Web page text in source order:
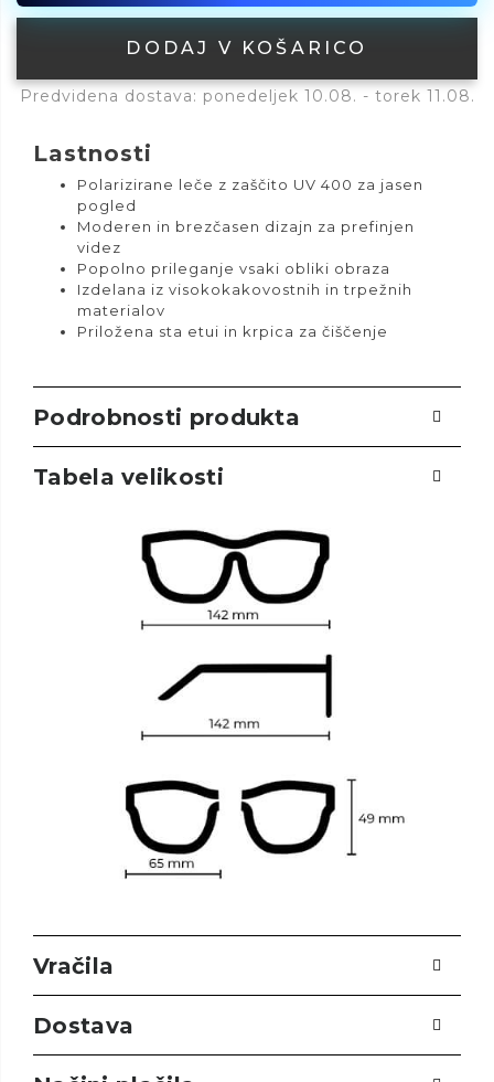
DODAJ V KOŠARICO
Predvidena dostava: ponedeljek 10.08. - torek 11.08.
Lastnosti
Polarizirane leče z zaščito UV 400 za jasen
pogled
Moderen in brezčasen dizajn za prefinjen
videz
Popolno prileganje vsaki obliki obraza
Izdelana iz visokokakovostnih in trpežnih
materialov
Priložena sta etui in krpica za čiščenje
Podrobnosti produkta
Tabela velikosti
Vračila
Dostava